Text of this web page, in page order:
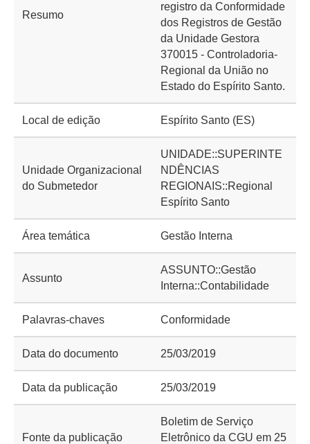
Resumo
registro da Conformidade
dos Registros de Gestão
da Unidade Gestora
370015 - Controladoria-
Regional da União no
Estado do Espírito Santo.
Local de edição Espírito Santo (ES)
Unidade Organizacional
do Submetedor
UNIDADE::SUPERINTE
NDÊNCIAS
REGIONAIS::Regional
Espírito Santo
Área temática Gestão Interna
Assunto
ASSUNTO::Gestão
Interna::Contabilidade
Palavras-chaves Conformidade
Data do documento 25/03/2019
Data da publicação 25/03/2019
Fonte da publicação
Boletim de Serviço
Eletrônico da CGU em 25